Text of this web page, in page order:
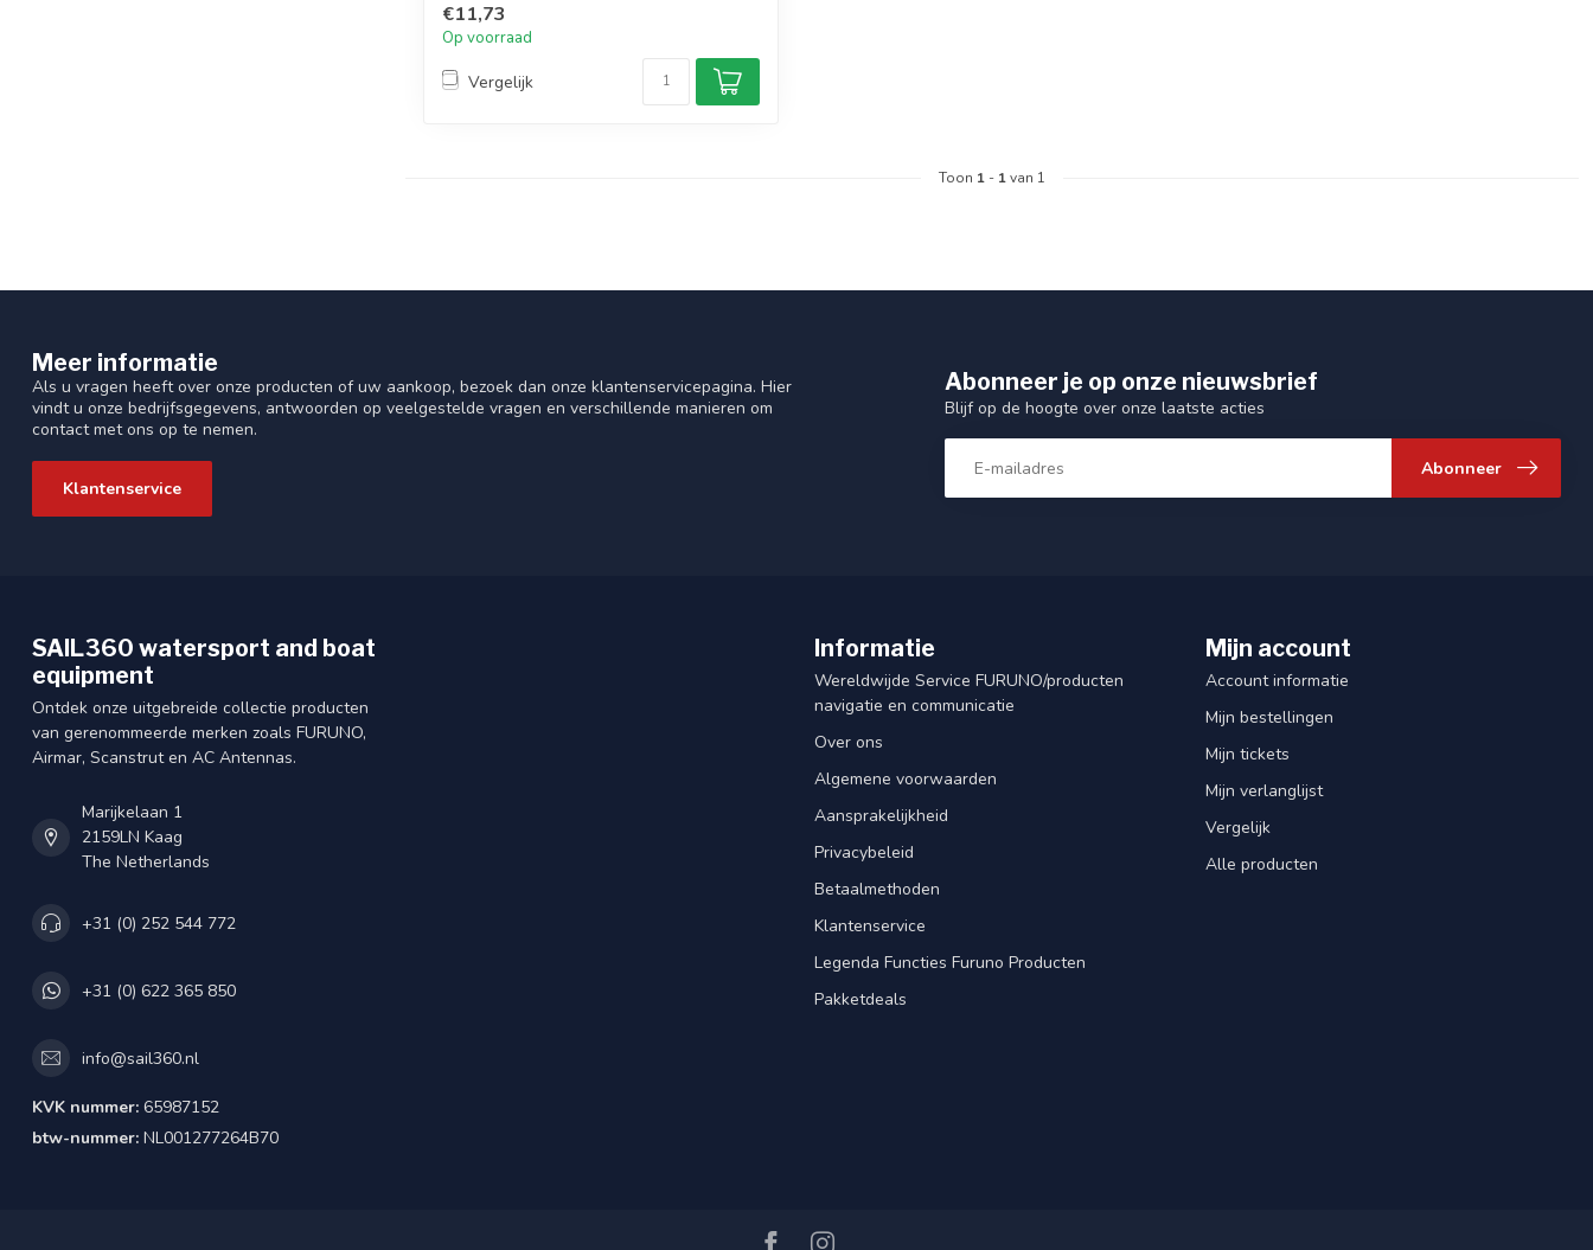
€11,73
Op voorraad
Vergelijk
Toon 1 - 1van 1
Meer informatie
Als u vragen heeft over onze producten of uw aankoop, bezoek dan onze klantenservicepagina. Hier
vindt u onze bedrijfsgegevens, antwoorden op veelgestelde vragen en verschillende manieren om
contact met ons op te nemen.
Klantenservice
Abonneer je op onze nieuwsbrief
Blijf op de hoogte over onze laatste acties
Abonneer
SAIL360 watersport and boat
equipment
Ontdek onze uitgebreide collectie producten
van gerenommeerde merken zoals FURUNO,
Airmar, Scanstrut en AC Antennas.
Marijkelaan 1
2159LN Kaag
The Netherlands
+31 (0) 252 544 772
+31 (0) 622 365 850
info@sail360.nl
KVK nummer: 65987152
btw-nummer: NL001277264B70
Informatie
Wereldwijde Service FURUNO/producten
navigatie en communicatie
Over ons
Algemene voorwaarden
Aansprakelijkheid
Privacybeleid
Betaalmethoden
Klantenservice
Legenda Functies Furuno Producten
Pakketdeals
Mijn account
Account informatie
Mijn bestellingen
Mijn tickets
Mijn verlanglijst
Vergelijk
Alle producten